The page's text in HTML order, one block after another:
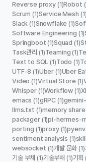
Reverse proxy (1)Robot
Scrum (1)Service Mesh
Slack (1)Snowflake (1)
Software Engineering (1)
Springboot (1)Squad (1)
Task관리 (1)Teaming (1)
Text to SQL (1)Todo (1)
UTF-8 (1)Uber (1)Uber
Video (1)Virtual Store (1)
Whisper (1)Workflow (1)
emacs (1)gRPC (1)
llms.txt (1)memory share
packager (1)pi-hermes-
porting (1)proxy (1)pyenv
sentiment analysis (1)
websocket (1)개발 문화 (1)
기술 부채 (1)기술부채 (1)기획